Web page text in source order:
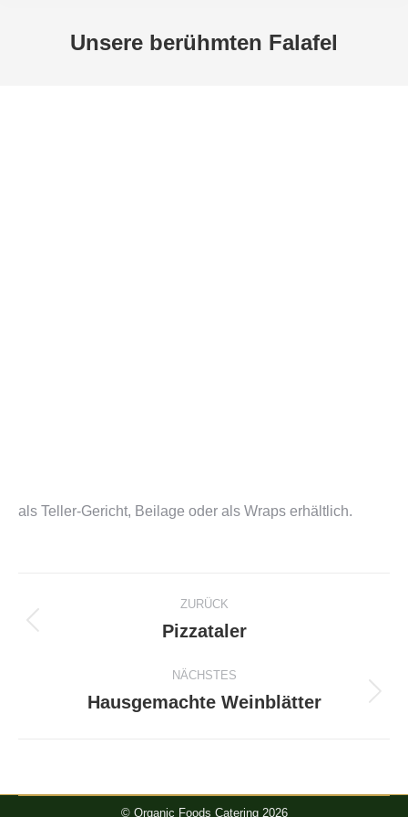
Unsere berühmten Falafel
als Teller-Gericht, Beilage oder als Wraps erhältlich.
navigation
ZURÜCK
Previous
Pizzataler
NÄCHSTES
Next
Hausgemachte Weinblätter
© Organic Foods Catering 2026